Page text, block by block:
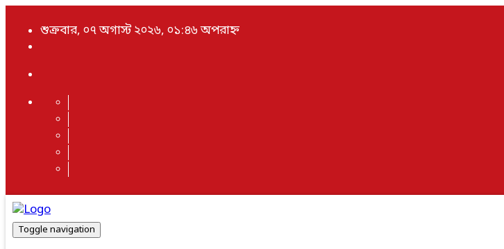
শুক্রবার, ০৭ অগাস্ট ২০২৬, ০১:৪৬ অপরাহ্ন
Toggle navigation